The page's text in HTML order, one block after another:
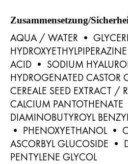
Zusammensetzung/
AQUA / WATER •
ACID • SODIUM
HYDROGENATED CASTOR
CEREALE SEED EXTRACT /
CALCIUM PANTOTHENATE
DIAMINOBUTYROYL
• PHENOXYETHANOL •
ASCORBYL GLUCOSIDE •
PENTYLENE GLYCOL